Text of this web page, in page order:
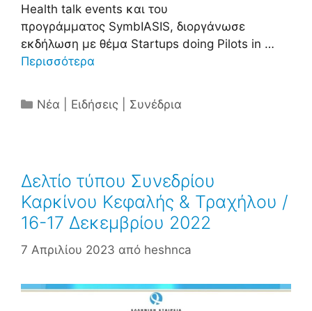
Health talk events και του
προγράμματος SymbIASIS, διοργάνωσε
εκδήλωση με θέμα Startups doing Pilots in …
Περισσότερα
Κατηγορίες
Νέα | Ειδήσεις | Συνέδρια
Δελτίο τύπου Συνεδρίου
Καρκίνου Κεφαλής & Τραχήλου /
16-17 Δεκεμβρίου 2022
7 Απριλίου 2023 από heshnca